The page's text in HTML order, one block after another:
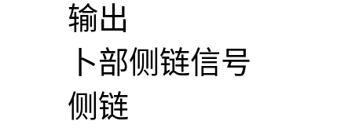
输出
卜部侧链信号
侧链